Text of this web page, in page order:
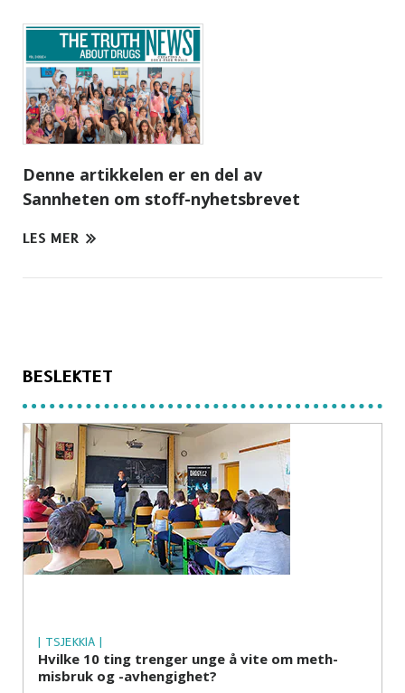
Denne artikkelen er en del av
Sannheten om stoff-nyhetsbrevet
LES MER
BESLEKTET
| TSJEKKIA |
Hvilke 10 ting trenger unge å vite om meth-
misbruk og -avhengighet?